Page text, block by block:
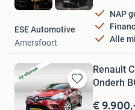
NAP
Alle
ESE Automotive
Amersfoort
Bewaren
in
Renault
Onderh
€